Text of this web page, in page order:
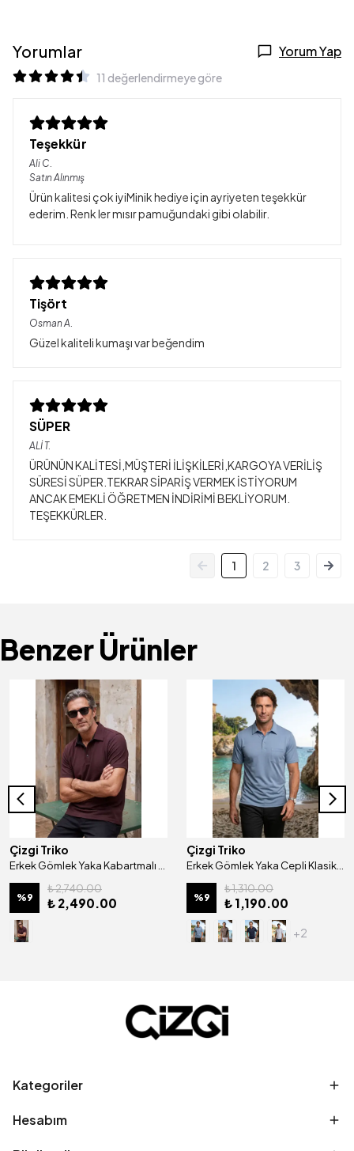
Yorumlar Yorum Yap
11 değerlendirmeye göre
Teşekkür
Ali C.
Satın Alınmış
Ürün kalitesi çok iyiMinik hediye için ayriyeten teşekkür
ederim. Renk ler mısır pamuğundaki gibi olabilir.
Tişört
OsmanA.
Güzel kaliteli kumaşı var beğendim
SÜPER
ALİ T.
ÜRÜNÜN KALİTESİ,MÜŞTERİ İLİŞKİLERİ,KARGOYA VERİLİŞ
SÜRESİ SÜPER.TEKRAR SİPARİŞ VERMEK İSTİYORUM
ANCAK EMEKLİ ÖĞRETMEN İNDİRİMİ BEKLİYORUM.
TEŞEKKÜRLER.
1 2 3
Benzer Ürünler
Çizgi Triko
Erkek Gömlek Yaka Kabartmalı Kare Örgü Mısır Pamuğu Merserize Kagi Tişört Klasik Kalıp - 5325
%9
₺ 2,740.00
₺ 2,490.00
Çizgi Triko
Erkek Gömlek Yaka Cepli Klasik Kalıp Tişört - 5111
%9
₺ 1,310.00
₺ 1,190.00
+2
Kategoriler
Hesabım